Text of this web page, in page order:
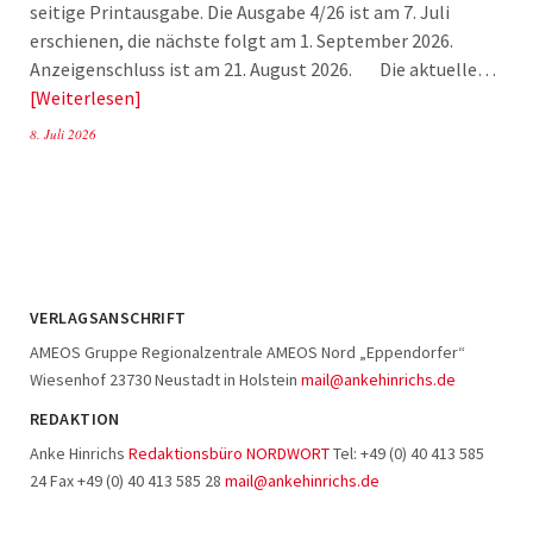
seitige Printausgabe. Die Ausgabe 4/26 ist am 7. Juli
erschienen, die nächste folgt am 1. September 2026.
Anzeigenschluss ist am 21. August 2026. Die aktuelle…
Weiterlesen
8. Juli 2026
VERLAGSANSCHRIFT
AMEOS Gruppe Regionalzentrale AMEOS Nord „Eppendorfer“
Wiesenhof 23730 Neustadt in Holstein mail@ankehinrichs.de
REDAKTION
Anke Hinrichs Redaktionsbüro NORDWORTTel: +49 (0) 40 413 585
24 Fax +49 (0) 40 413 585 28 mail@ankehinrichs.de